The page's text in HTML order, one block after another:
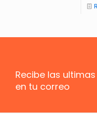
Recibe las
en tu correo